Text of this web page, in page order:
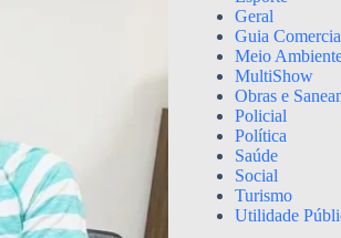
Geral
Guia
Meio
MultiShow
Obras e
Policial
Política
Saúde
Social
Turismo
Utilidade